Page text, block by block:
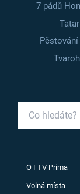
7 pádů
O FTV Prima
Volná místa